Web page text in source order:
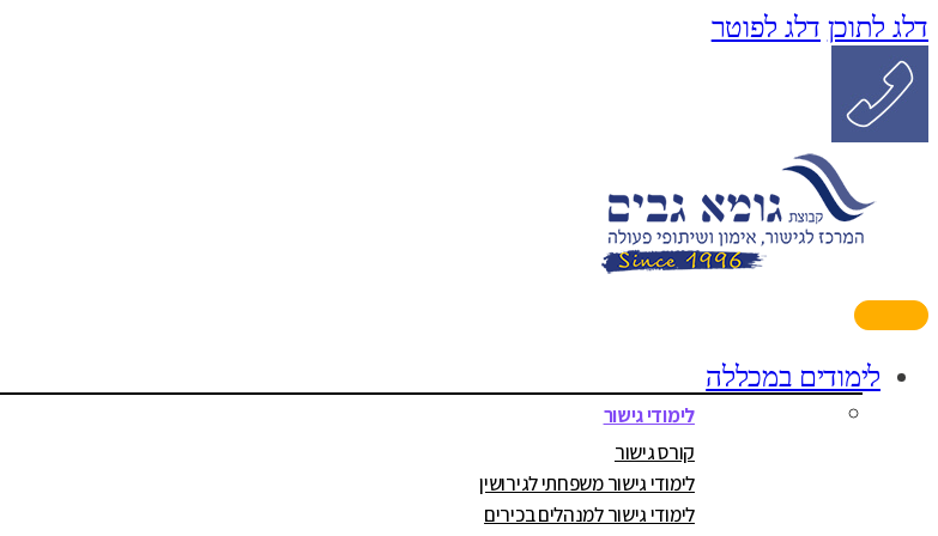
דלג לתוכן דלג לפוטר
לימודים במכללה
לימודי גישור
קורס גישור
לימודי גישור משפחתי לגירושין
לימודי גישור למנהלים בכירים